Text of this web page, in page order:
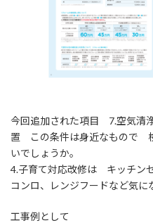
今回追加された項目 7.空気清
置 この条件は身近なもので
いでしょうか。
4.子育て対応改修は キッチン
コンロ、レンジフードなど気に
工事例として